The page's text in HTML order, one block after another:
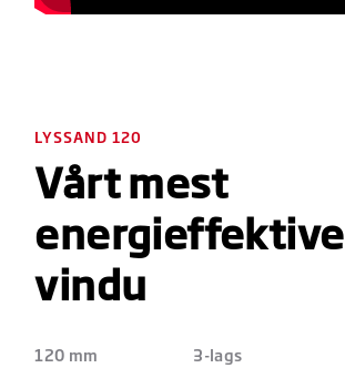
LYSSAND 120
Vårt mest
energieffektive
vindu
120 mm
3-lags